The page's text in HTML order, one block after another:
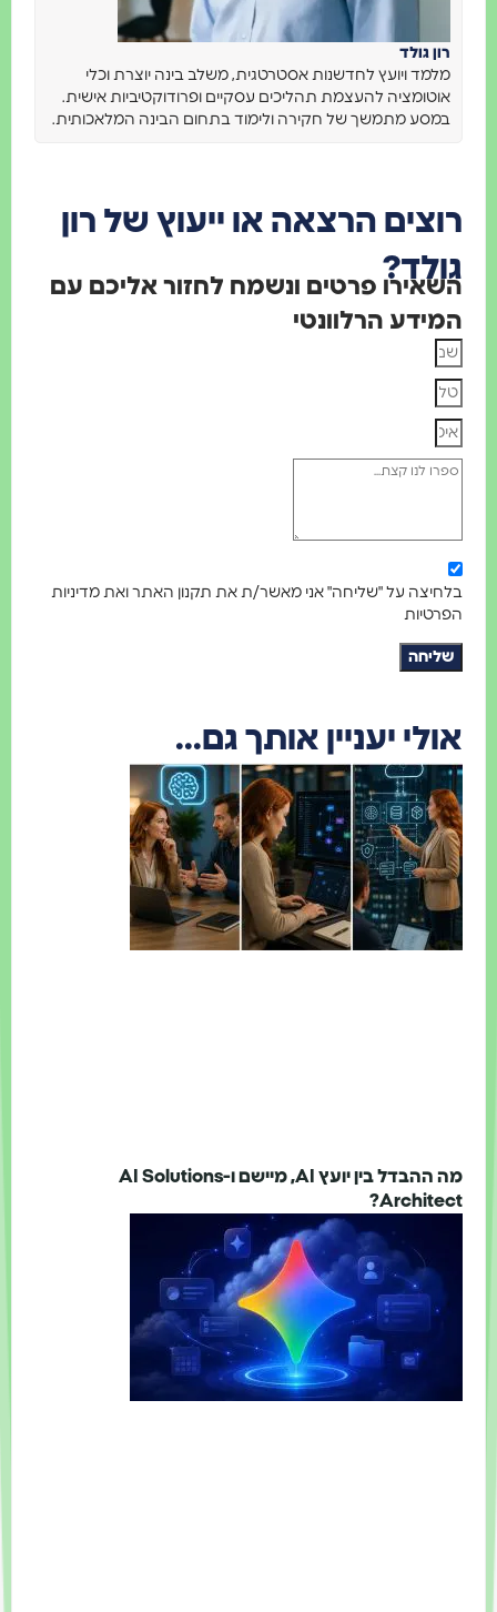
רון גולד
מלמד ויועץ לחדשנות אסטרטגית, משלב בינה יוצרת וכלי
אוטומציה להעצמת תהליכים עסקיים ופרודוקטיביות אישית.
במסע מתמשך של חקירה ולימוד בתחום הבינה המלאכותית.
רוצים הרצאה או ייעוץ של רון
גולד?
השאירו פרטים ונשמח לחזור אליכם עם
המידע הרלוונטי
בלחיצה על "שליחה" אני מאשר/ת את תקנון האתר ואת מדיניות
הפרטיות
שליחה
אולי יעניין אותך גם...
מה ההבדל בין יועץ AI, מיישם ו-AI Solutions
Architect?